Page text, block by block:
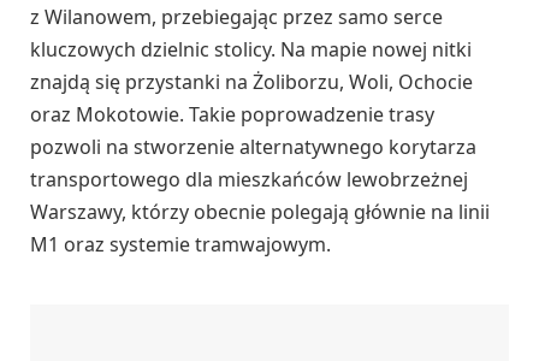
z Wilanowem, przebiegając przez samo serce
kluczowych dzielnic stolicy. Na mapie nowej nitki
znajdą się przystanki na Żoliborzu, Woli, Ochocie
oraz Mokotowie. Takie poprowadzenie trasy
pozwoli na stworzenie alternatywnego korytarza
transportowego dla mieszkańców lewobrzeżnej
Warszawy, którzy obecnie polegają głównie na linii
M1 oraz systemie tramwajowym.